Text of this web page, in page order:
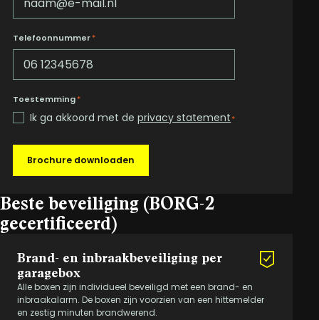
Telefoonnummer*
Toestemming*
Ik ga akkoord met deprivacy statement*
Brochure downloaden
Beste beveiliging (BORG-2
gecertificeerd)
Brand- en inbraakbeveiliging per
garagebox
Alle boxen zijn individueel beveiligd met een brand- en
inbraakalarm. De boxen zijn voorzien van een hittemelder
en zestig minuten brandwerend.